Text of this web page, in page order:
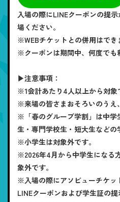
入場の際にLINEクーポンの提
場ください。
※WEBチケットとの併用はでき
※クーポンは期間中、何度でも
▶注意事項：
※1会計あたり4人以上から対象
※来場の皆さまおそろいのうえ
※「春のグループ学割」は中学
生・専門学校生・短大生などの
※小学生は対象外です。
※2026年4月から中学生になる
象外です。
※入場の際にアソビューチケッ
LINEクーポンおよび学生証の提